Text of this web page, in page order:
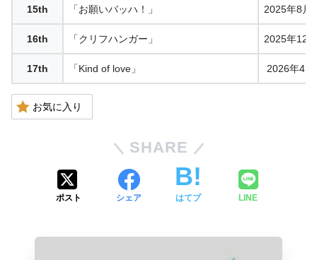
15th 「お願いバッハ！」 2025年8月
16th 「クリフハンガー」 2025年12
17th 「Kind of love」 2026年4月
お気に入り
SHARE
ポスト シェア はてブ LINE